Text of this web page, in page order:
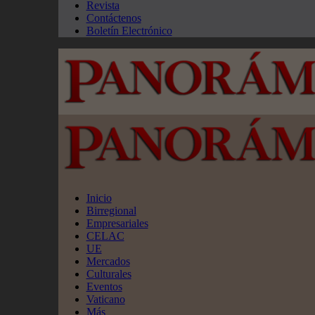
Revista
Contáctenos
Boletín Electrónico
Inicio
Birregional
Empresariales
CELAC
UE
Mercados
Culturales
Eventos
Vaticano
Más